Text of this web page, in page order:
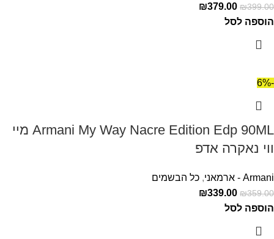
₪399.00
₪379.00
הוספה לסל
-6%
Armani My Way Nacre Edition Edp 90ML מיי
ווי נאקרה אדפ
Armani - ארמאני , כל הבשמים
₪359.00
₪339.00
הוספה לסל